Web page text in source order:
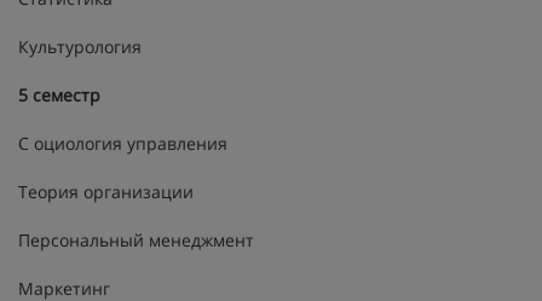
Культурология
5 семестр
C оциология управления
Теория организации
Персональный менеджмент
Маркетинг